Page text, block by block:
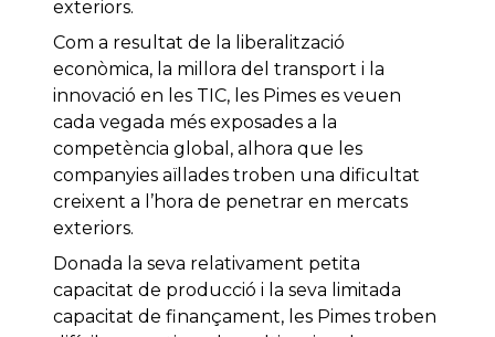
exteriors.
Com a resultat de la liberalització
econòmica, la millora del transport i la
innovació en les TIC, les Pimes es veuen
cada vegada més exposades a la
competència global, alhora que les
companyies aïllades troben una dificultat
creixent a l’hora de penetrar en mercats
exteriors.
Donada la seva relativament petita
capacitat de producció i la seva limitada
capacitat de finançament, les Pimes troben